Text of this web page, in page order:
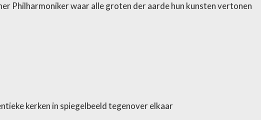
Philharmoniker waar alle groten der aarde hun kunsten vertonen
kerken in spiegelbeeld tegenover elkaar